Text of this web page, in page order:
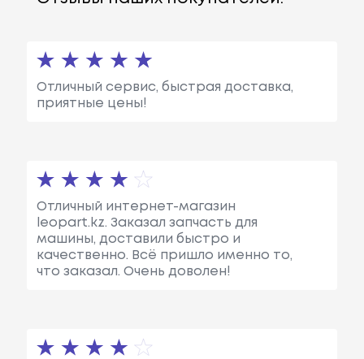
Отличный сервис, быстрая доставка,
приятные цены!
Отличный интернет-магазин
leopart.kz. Заказал запчасть для
машины, доставили быстро и
качественно. Всё пришло именно то,
что заказал. Очень доволен!